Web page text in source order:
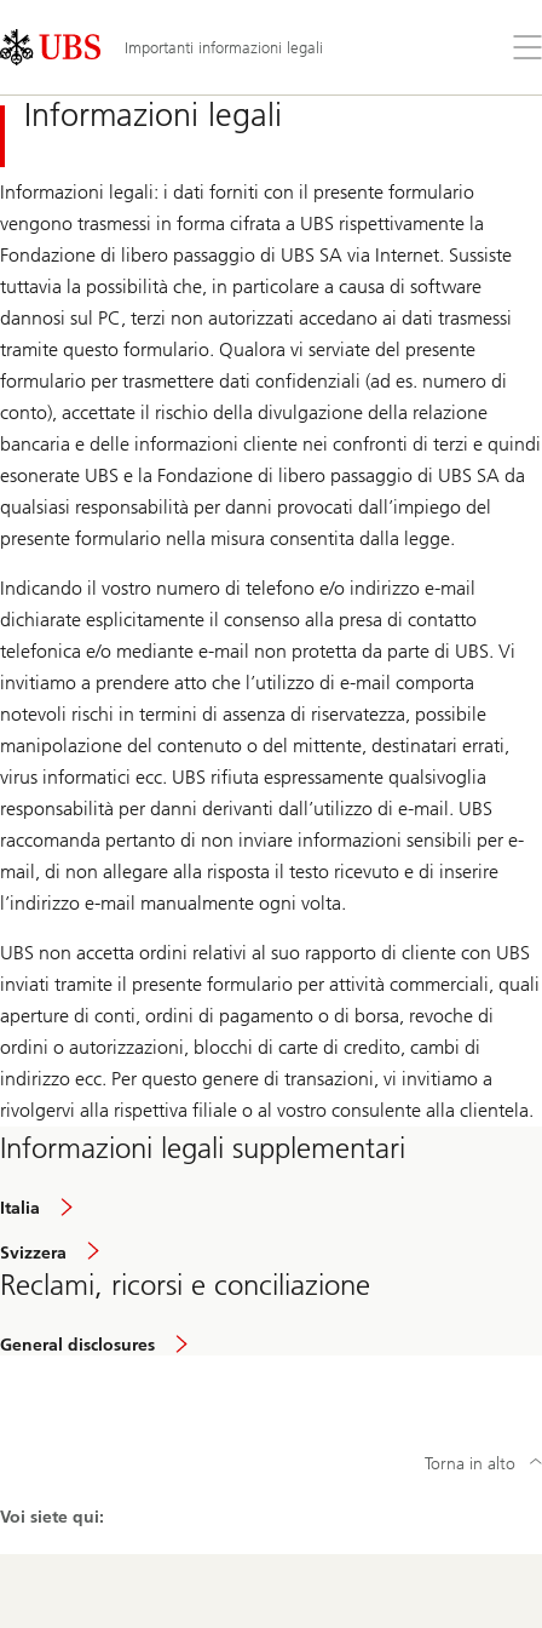
Links
Area
Importanti informazioni legali
il
Informazioni legali
Informazioni legali: i dati forniti con il presente formulario
vengono trasmessi in forma cifrata a UBS rispettivamente la
Fondazione di libero passaggio di UBS SA via Internet. Sussiste
tuttavia la possibilità che, in particolare a causa di software
dannosi sul PC, terzi non autorizzati accedano ai dati trasmessi
tramite questo formulario. Qualora vi serviate del presente
formulario per trasmettere dati confidenziali (ad es. numero di
conto), accettate il rischio della divulgazione della relazione
bancaria e delle informazioni cliente nei confronti di terzi e quindi
esonerate UBS e la Fondazione di libero passaggio di UBS SA da
qualsiasi responsabilità per danni provocati dall’impiego del
presente formulario nella misura consentita dalla legge.
Indicando il vostro numero di telefono e/o indirizzo e-mail
dichiarate esplicitamente il consenso alla presa di contatto
telefonica e/o mediante e-mail non protetta da parte di UBS. Vi
invitiamo a prendere atto che l’utilizzo di e-mail comporta
notevoli rischi in termini di assenza di riservatezza, possibile
manipolazione del contenuto o del mittente, destinatari errati,
virus informatici ecc. UBS rifiuta espressamente qualsivoglia
responsabilità per danni derivanti dall’utilizzo di e-mail. UBS
raccomanda pertanto di non inviare informazioni sensibili per e-
mail, di non allegare alla risposta il testo ricevuto e di inserire
l’indirizzo e-mail manualmente ogni volta.
UBS non accetta ordini relativi al suo rapporto di cliente con UBS
inviati tramite il presente formulario per attività commerciali, quali
aperture di conti, ordini di pagamento o di borsa, revoche di
ordini o autorizzazioni, blocchi di carte di credito, cambi di
indirizzo ecc. Per questo genere di transazioni, vi invitiamo a
rivolgervi alla rispettiva filiale o al vostro consulente alla clientela.
Informazioni legali supplementari
Italia
Svizzera
Reclami, ricorsi e conciliazione
General disclosures
Voi siete qui:
Torna in alto